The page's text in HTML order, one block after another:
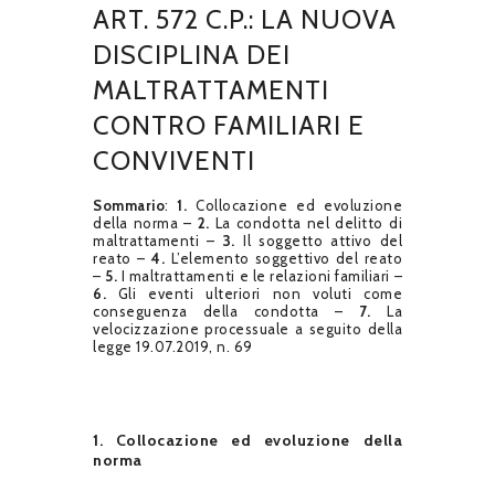
ART. 572 C.P.: LA NUOVA
DISCIPLINA DEI
MALTRATTAMENTI
CONTRO FAMILIARI E
CONVIVENTI
Sommario:1. Collocazione ed evoluzione
della norma – 2. La condotta nel delitto di
maltrattamenti – 3. Il soggetto attivo del
reato –4. L’elemento soggettivo del reato
– 5. I maltrattamenti e le relazioni familiari –
6. Gli eventi ulteriori non voluti come
conseguenza della condotta – 7. La
velocizzazione processuale a seguito della
legge 19.07.2019, n. 69
1. Collocazione ed evoluzione della
norma